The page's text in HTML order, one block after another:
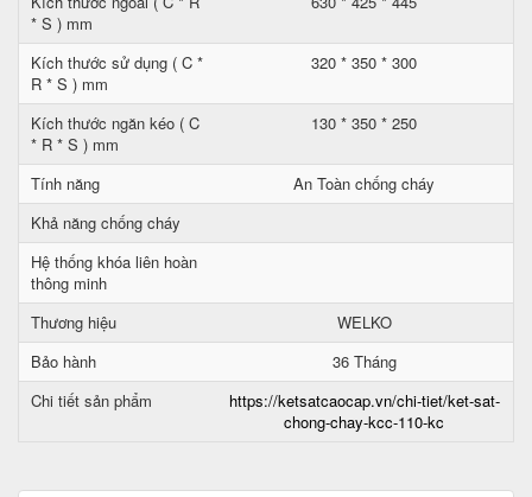
* S ) mm
Kích thước sử dụng ( C *
R * S ) mm
320 * 350 * 300
Kích thước ngăn kéo ( C
* R * S ) mm
130 * 350 * 250
Tính năng
An Toàn chống cháy
Khả năng chống cháy
Hệ thống khóa liên hoàn
thông minh
Thương hiệu
WELKO
Bảo hành
36 Tháng
Chi tiết sản phẩm
https://ketsatcaocap.vn/chi-tiet/ket-sat-
chong-chay-kcc-110-kc